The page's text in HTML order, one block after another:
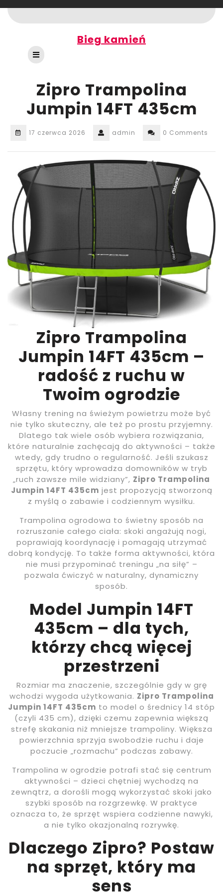
to
content
Bieg kamień
Open
Button
Zipro Trampolina
Jumpin 14FT 435cm
17 czerwca 2026 admin 0 Comments
Zipro Trampolina
Jumpin 14FT 435cm –
radość z ruchu w
Twoim ogrodzie
Własny trening na świeżym powietrzu może być
nie tylko skuteczny, ale też po prostu przyjemny.
Dlatego tak wiele osób wybiera rozwiązania,
które naturalnie zachęcają do aktywności – także
wtedy, gdy trudno o regularność. Jeśli szukasz
sprzętu, który wprowadza domowników w tryb
„ruch zawsze mile widziany”, Zipro Trampolina
Jumpin 14FT 435cm jest propozycją stworzoną
z myślą o zabawie i codziennym wysiłku.
Trampolina ogrodowa to świetny sposób na
rozruszanie całego ciała: skoki angażują nogi,
poprawiają koordynację i pomagają utrzymać
dobrą kondycję. To także forma aktywności, która
nie musi przypominać treningu „na siłę” –
pozwala ćwiczyć w naturalny, dynamiczny
sposób.
Model Jumpin 14FT
435cm – dla tych,
którzy chcą więcej
przestrzeni
Rozmiar ma znaczenie, szczególnie gdy w grę
wchodzi wygoda użytkowania. Zipro Trampolina
Jumpin 14FT 435cm to model o średnicy 14 stóp
(czyli 435 cm), dzięki czemu zapewnia większą
strefę skakania niż mniejsze trampoliny. Większa
powierzchnia sprzyja swobodzie ruchu i daje
poczucie „rozmachu” podczas zabawy.
Trampolina w ogrodzie potrafi stać się centrum
aktywności – dzieci chętniej wychodzą na
zewnątrz, a dorośli mogą wykorzystać skoki jako
szybki sposób na rozgrzewkę. W praktyce
oznacza to, że sprzęt wspiera codzienne nawyki,
a nie tylko okazjonalną rozrywkę.
Dlaczego Zipro? Postaw
na sprzęt, który ma
sens